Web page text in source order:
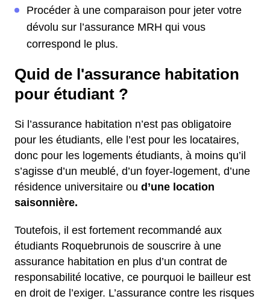
Procéder à une comparaison pour jeter votre
dévolu sur l’assurance MRH qui vous
correspond le plus.
Quid de l'assurance habitation
pour étudiant ?
Si l’assurance habitation n’est pas obligatoire
pour les étudiants, elle l’est pour les locataires,
donc pour les logements étudiants, à moins qu’il
s’agisse d’un meublé, d’un foyer-logement, d’une
résidence universitaire ou d’une location
saisonnière.
Toutefois, il est fortement recommandé aux
étudiants Roquebrunois de souscrire à une
assurance habitation en plus d’un contrat de
responsabilité locative, ce pourquoi le bailleur est
en droit de l’exiger. L’assurance contre les risques